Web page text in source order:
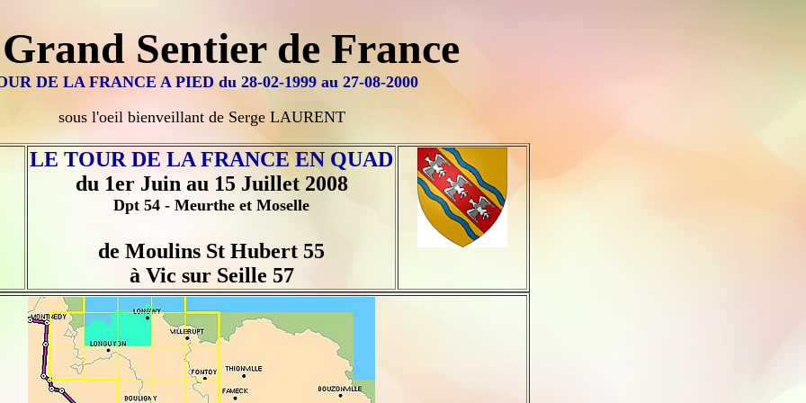
Sentier de France
DE LA FRANCE A PIED du 28-02-1999 au 27-08-2000
sous l'oeil bienveillant de Serge LAURENT
LE TOUR DE LA FRANCE EN QUAD
du 1er Juin au 15 Juillet 2008
Dpt 54 - Meurthe et Moselle
de Moulins St Hubert 55
à Vic sur Seille 57